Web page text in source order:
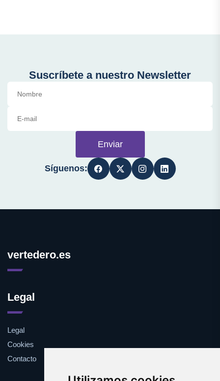
Suscríbete a nuestro Newsletter
Enviar
Síguenos:
vertedero.es
Legal
Legal
Cookies
Contacto